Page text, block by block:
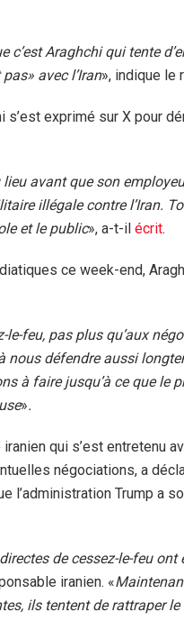
Araghchi qui tente
avec l’Iran», indique le
s’est exprimé sur X pour
avant que son
illégale contre l’Iran.
et le public», a-t-il écrit.
ce week-end,
le-feu, pas plus qu’aux
nous défendre aussi
à faire jusqu’à ce que le
».
qui s’est entretenu
négociations, a
l’administration Trump a
de cessez-le-feu
iranien. «
ils tentent de rattraper